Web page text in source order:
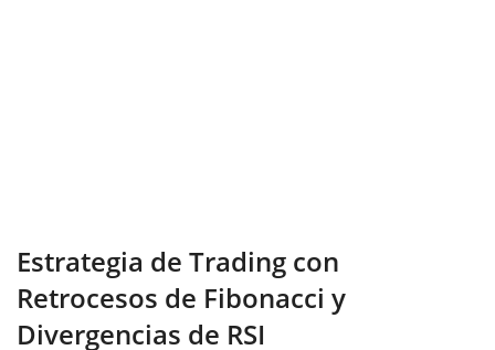
Estrategia de Trading con
Retrocesos de Fibonacci y
Divergencias de RSI